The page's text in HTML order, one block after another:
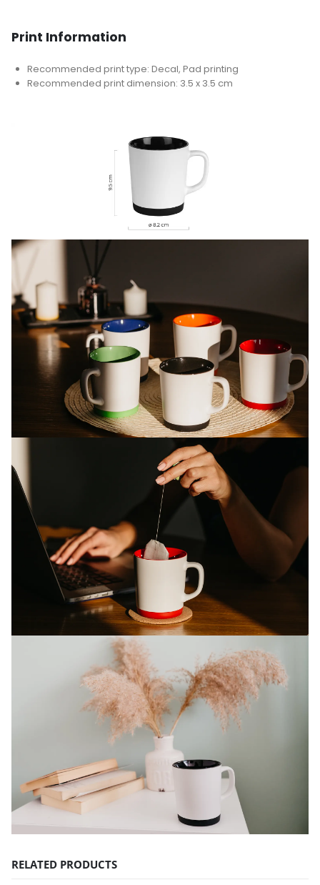
Print Information
Recommended print type: Decal, Pad printing
Recommended print dimension: 3.5 x 3.5 cm
RELATED PRODUCTS